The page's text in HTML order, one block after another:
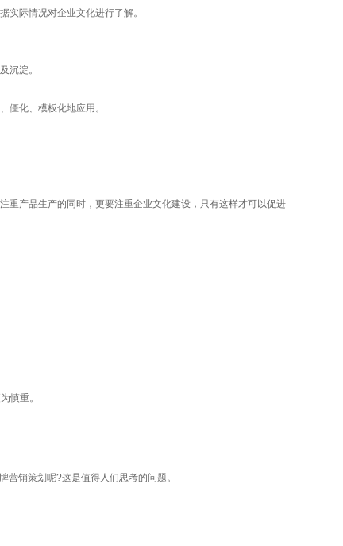
实际情况对企业文化进行了解。
沉淀。
化、模板化地应用。
产品生产的同时，更要注重企业文化建设，只有这样才可以促进
慎重。
销策划呢?这是值得人们思考的问题。